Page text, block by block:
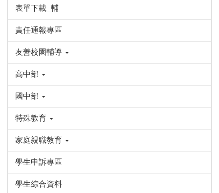
表單下載_輔
責任通報專區
友善校園輔導
高中部
國中部
特殊教育
家庭親職教育
學生申訴專區
學生綜合資料